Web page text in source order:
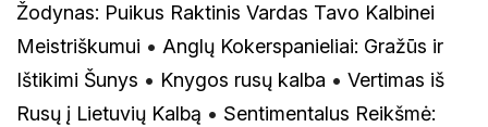
Žodynas: Puikus Raktinis Vardas Tavo Kalbinei
Meistriškumui • Anglų Kokerspanieliai: Gražūs ir
Ištikimi Šunys • Knygos rusų kalba • Vertimas iš
Rusų į Lietuvių Kalbą • Sentimentalus Reikšmė: